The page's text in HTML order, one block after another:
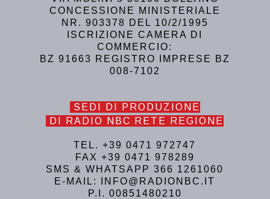
CONCESSIONE MINISTERIALE
NR. 903378 DEL 10/2/1995
ISCRIZIONE CAMERA DI
COMMERCIO:
BZ 91663 REGISTRO IMPRESE BZ
008-7102
SEDI DI PRODUZIONE
DI RADIO NBC RETE REGIONE
TEL. +39 0471 972747
FAX +39 0471 978289
SMS & WHATSAPP 366 1261060
E-MAIL: INFO@RADIONBC.IT
P.I. 00851480210